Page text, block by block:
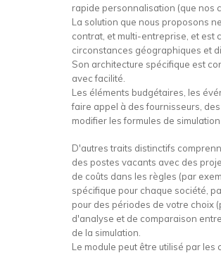
rapide personnalisation (que nos
La solution que nous proposons
contrat, et multi-entreprise, et est
circonstances géographiques et
Son architecture spécifique est
avec facilité.
Les éléments budgétaires, les
faire appel à des fournisseurs,
modifier les formules de
D'autres traits distinctifs
des postes vacants avec des
de coûts dans les règles (par
spécifique pour chaque société,
pour des périodes de votre choix
d'analyse et de comparaison
de la simulation.
Le module peut être utilisé par